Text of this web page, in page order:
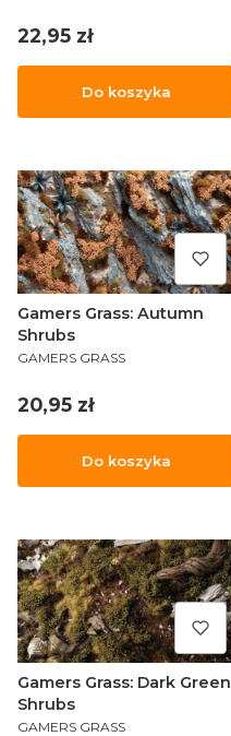
Cena
22,95 zł
Do koszyka
Gamers Grass: Autumn
Shrubs
PRODUCENT
GAMERS GRASS
Cena
20,95 zł
Do koszyka
Gamers Grass: Dark Green
Shrubs
PRODUCENT
GAMERS GRASS